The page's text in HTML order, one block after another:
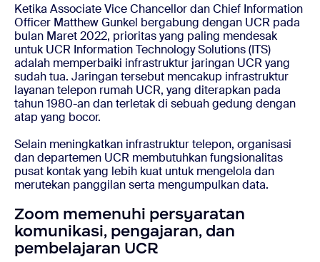
Ketika Associate Vice Chancellor dan Chief Information
Officer Matthew Gunkel bergabung dengan UCR pada
bulan Maret 2022, prioritas yang paling mendesak
untuk UCR Information Technology Solutions (ITS)
adalah memperbaiki infrastruktur jaringan UCR yang
sudah tua. Jaringan tersebut mencakup infrastruktur
layanan telepon rumah UCR, yang diterapkan pada
tahun 1980-an dan terletak di sebuah gedung dengan
atap yang bocor.
Selain meningkatkan infrastruktur telepon, organisasi
dan departemen UCR membutuhkan fungsionalitas
pusat kontak yang lebih kuat untuk mengelola dan
merutekan panggilan serta mengumpulkan data.
Zoom memenuhi persyaratan
komunikasi, pengajaran, dan
pembelajaran UCR